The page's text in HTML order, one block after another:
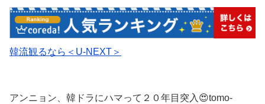
韓流観るなら＜U-NEXT＞
アンニョン、韓ドラにハマって２０年目突入😍tomo-